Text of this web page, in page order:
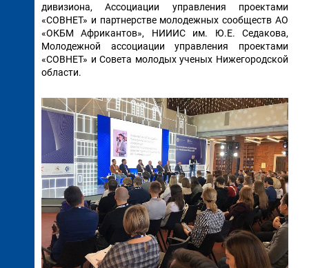
дивизиона, Ассоциации управления проектами
«СОВНЕТ» и партнерстве молодежных сообществ АО
«ОКБМ Африкантов», НИИИС им. Ю.Е. Седакова,
Молодежной ассоциации управления проектами
«СОВНЕТ» и Совета молодых ученых Нижегородской
области.